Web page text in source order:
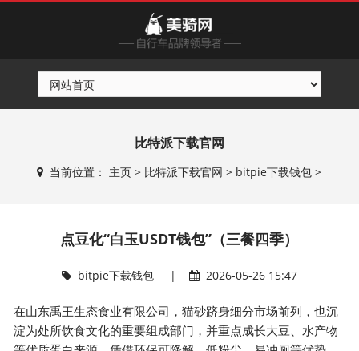
比特派下载官网
当前位置： 主页 > 比特派下载官网 > bitpie下载钱包 >
点豆化“白玉USDT钱包”（三餐四季）
bitpie下载钱包| 2026-05-26 15:47
在山东禹王生态食业有限公司，猫砂跻身细分市场前列，也沉
淀为处所饮食文化的重要组成部门，并重点成长大豆、水产物